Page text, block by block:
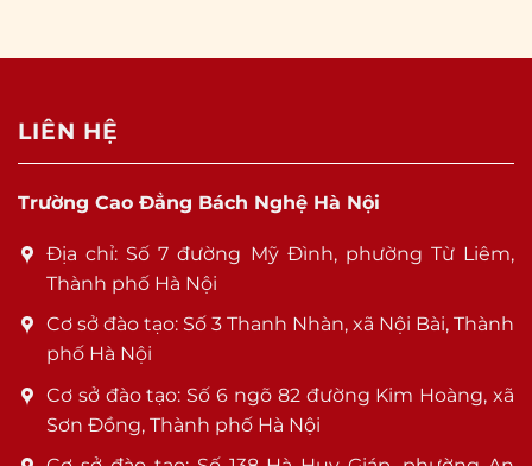
LIÊN HỆ
Trường Cao Đẳng Bách Nghệ Hà Nội
Địa chỉ: Số 7 đường Mỹ Đình, phường Từ Liêm,
Thành phố Hà Nội
Cơ sở đào tạo: Số 3 Thanh Nhàn, xã Nội Bài, Thành
phố Hà Nội
Cơ sở đào tạo: Số 6 ngõ 82 đường Kim Hoàng, xã
Sơn Đồng, Thành phố Hà Nội